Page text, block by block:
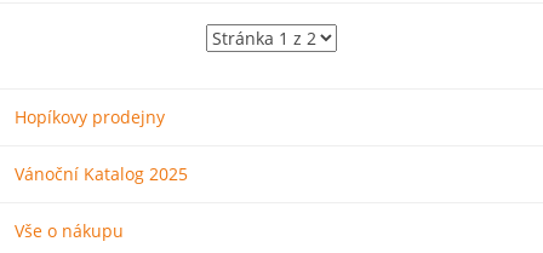
Hopíkovy prodejny
Vánoční Katalog 2025
Vše o nákupu